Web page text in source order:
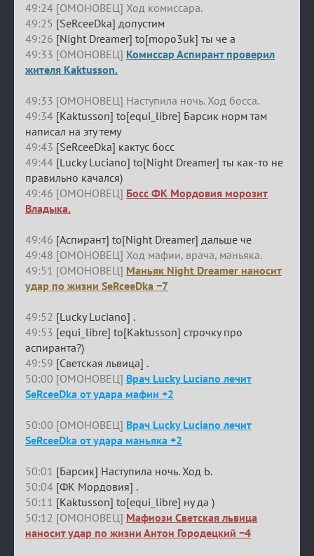
49:24 [ОМОНОВЕЦ] Ход комиссара.
49:25 [SeRceeDka] допустим
49:26 [Night Dreamer] to[mopo3uk] ты че а
49:33 [ОМОНОВЕЦ] Комиссар Аспирант проверил
жителя Kaktusson.
49:33 [ОМОНОВЕЦ] Наступила ночь. Ход босса.
49:34 [Kaktusson] to[equi_libre] Барсик норм там
написал на эту тему
49:43 [SeRceeDka] кактус босс
49:44 [Lucky Luciano] to[Night Dreamer] ты как-то не
правильно качался)
49:46 [ОМОНОВЕЦ] Босс ФК Мордовия морозит
Владыка.
49:46 [Аспирант] to[Night Dreamer] дальше че
49:48 [ОМОНОВЕЦ] Ход мафии, врача, маньяка.
49:51 [ОМОНОВЕЦ] Маньяк Night Dreamer наносит
удар по жизни SeRceeDka −7
49:52 [Lucky Luciano] .
49:53 [equi_libre] to[Kaktusson] строчку про
аспиранта?)
49:59 [Светская львица] .
50:00 [ОМОНОВЕЦ] Врач Lucky Luciano лечит
SeRceeDka от удара мафии +2
50:00 [ОМОНОВЕЦ] Врач Lucky Luciano лечит
SeRceeDka от удара маньяка +2
50:01 [Барсик] Наступила ночь. Ход Ь.
50:04 [ФК Мордовия] .
50:11 [Kaktusson] to[equi_libre] ну да )
50:12 [ОМОНОВЕЦ] Мафиози Светская львица
наносит удар по жизни Антон Городецкий −4